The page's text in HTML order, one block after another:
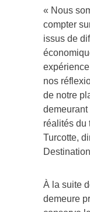
« Nous
compter
issus de
nos
de notre
réalités du
Turcotte,
À la suite
demeure